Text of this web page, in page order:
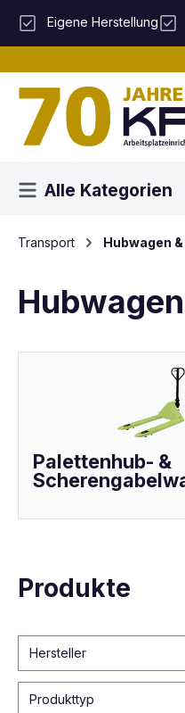
Hauptinhalt springen
Zur Suche springen
Zur Hauptnavigation
Eigene Herstellung
Alle Kategorien
Transport Hubwagen
Palettenhub- &
Produkte
Hersteller
Produkttyp